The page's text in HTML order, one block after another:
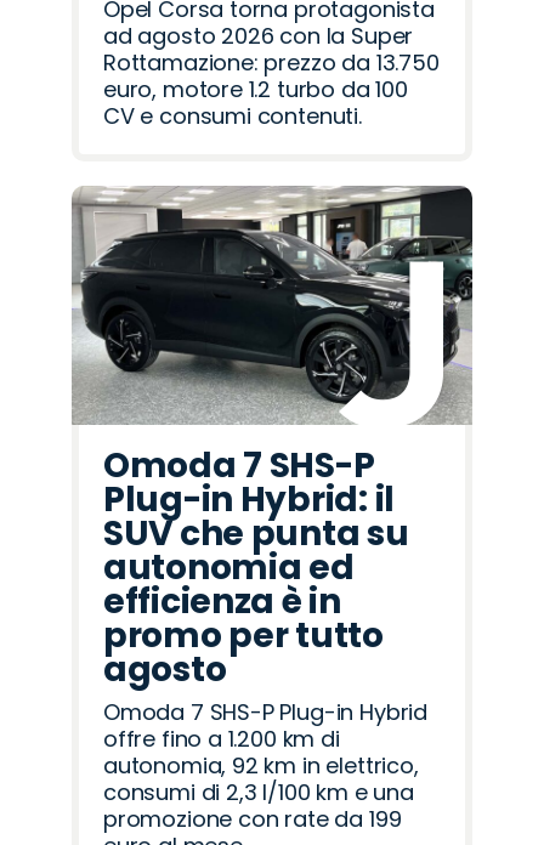
Opel Corsa torna protagonista
ad agosto 2026 con la Super
Rottamazione: prezzo da 13.750
euro, motore 1.2 turbo da 100
CV e consumi contenuti.
Omoda 7 SHS-P
Plug-in Hybrid: il
SUV che punta su
autonomia ed
efficienza è in
promo per tutto
agosto
Omoda 7 SHS-P Plug-in Hybrid
offre fino a 1.200 km di
autonomia, 92 km in elettrico,
consumi di 2,3 l/100 km e una
promozione con rate da 199